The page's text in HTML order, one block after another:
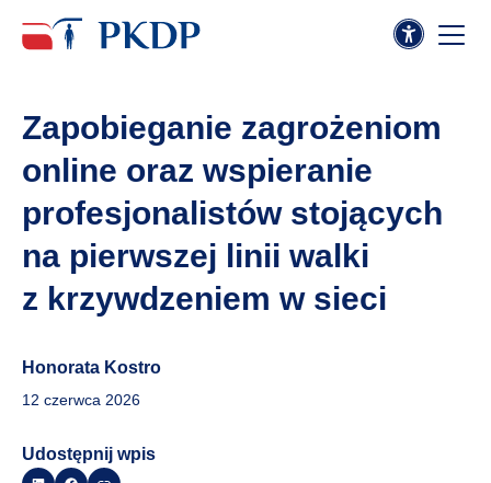
Zapobieganie zagrożeniom
online oraz wspieranie
profesjonalistów stojących
na pierwszej linii walki
z krzywdzeniem w sieci
Honorata Kostro
12 czerwca 2026
Udostępnij wpis